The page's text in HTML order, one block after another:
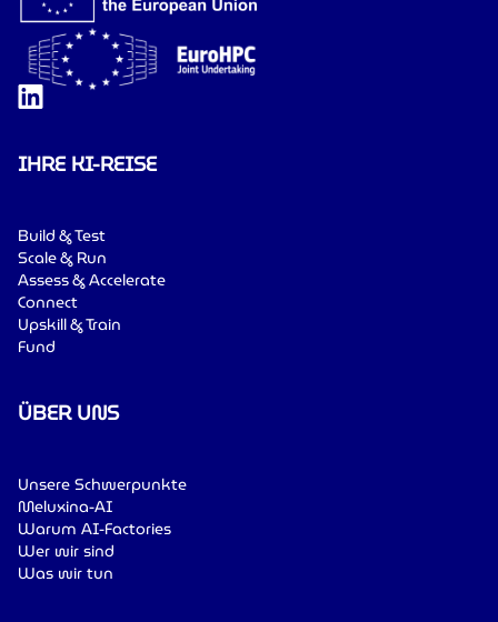
IHRE KI-REISE
Build & Test
Scale & Run
Assess & Accelerate
Connect
Upskill & Train
Fund
ÜBER UNS
Unsere Schwerpunkte
Meluxina-AI
Warum AI-Factories
Wer wir sind
Was wir tun